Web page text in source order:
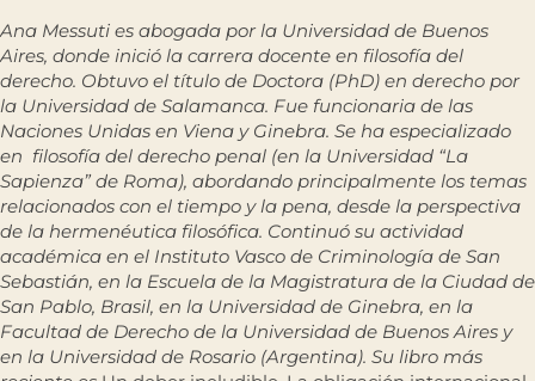
Ana Messuti es abogada por la Universidad de Buenos
Aires, donde inició la carrera docente en filosofía del
derecho. Obtuvo el título de Doctora (PhD) en derecho por
la Universidad de Salamanca. Fue funcionaria de las
Naciones Unidas en Viena y Ginebra. Se ha especializado
en filosofía del derecho penal (en la Universidad “La
Sapienza” de Roma), abordando principalmente los temas
relacionados con el tiempo y la pena, desde la perspectiva
de la hermenéutica filosófica. Continuó su actividad
académica en el Instituto Vasco de Criminología de San
Sebastián, en la Escuela de la Magistratura de la Ciudad de
San Pablo, Brasil, en la Universidad de Ginebra, en la
Facultad de Derecho de la Universidad de Buenos Aires y
en la Universidad de Rosario (Argentina). Su libro más